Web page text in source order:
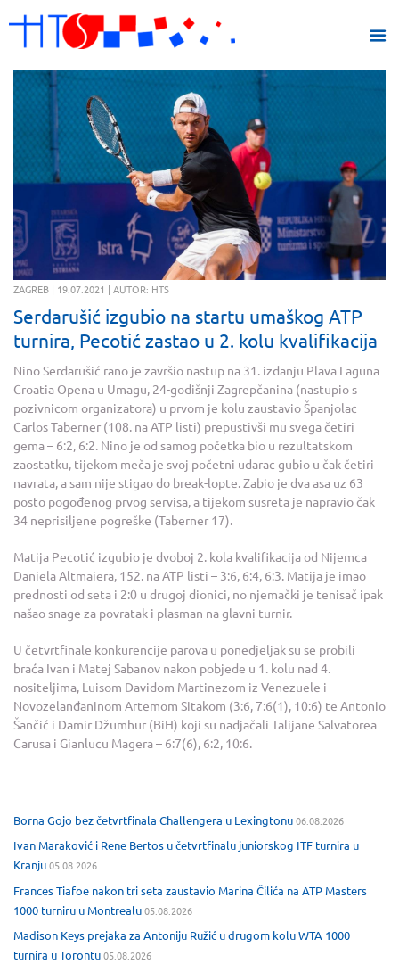
ZAGREB | 19.07.2021 | AUTOR: HTS
Serdarušić izgubio na startu umaškog ATP
turnira, Pecotić zastao u 2. kolu kvalifikacija
Nino Serdarušić rano je završio nastup na 31. izdanju Plava Laguna
Croatia Opena u Umagu, 24-godišnji Zagrepčanina (nastupio s
pozivnicom organizatora) u prvom je kolu zaustavio Španjolac
Carlos Taberner (108. na ATP listi) prepustivši mu svega četiri
gema – 6:2, 6:2. Nino je od samog početka bio u rezultatskom
zaostatku, tijekom meča je svoj početni udarac gubio u čak četiri
navrata, a sam nije stigao do break-lopte. Zabio je dva asa uz 63
posto pogođenog prvog servisa, a tijekom susreta je napravio čak
34 neprisiljene pogreške (Taberner 17).
Matija Pecotić izgubio je dvoboj 2. kola kvalifikacija od Nijemca
Daniela Altmaiera, 152. na ATP listi – 3:6, 6:4, 6:3. Matija je imao
prednosti od seta i 2:0 u drugoj dionici, no njemački je tenisač ipak
našao snage za povratak i plasman na glavni turnir.
U četvrtfinale konkurencije parova u ponedjeljak su se probili
braća Ivan i Matej Sabanov nakon pobjede u 1. kolu nad 4.
nositeljima, Luisom Davidom Martinezom iz Venezuele i
Novozelanđaninom Artemom Sitakom (3:6, 7:6(1), 10:6) te Antonio
Šančić i Damir Džumhur (BiH) koji su nadjačali Talijane Salvatorea
Carusa i Gianlucu Magera – 6:7(6), 6:2, 10:6.
Borna Gojo bez četvrtfinala Challengera u Lexingtonu06.08.2026
Ivan Maraković i Rene Bertos u četvrtfinalu juniorskog ITF turnira u
Kranju05.08.2026
Frances Tiafoe nakon tri seta zaustavio Marina Čilića na ATP Masters
1000 turniru u Montrealu05.08.2026
Madison Keys prejaka za Antoniju Ružić u drugom kolu WTA 1000
turnira u Torontu05.08.2026